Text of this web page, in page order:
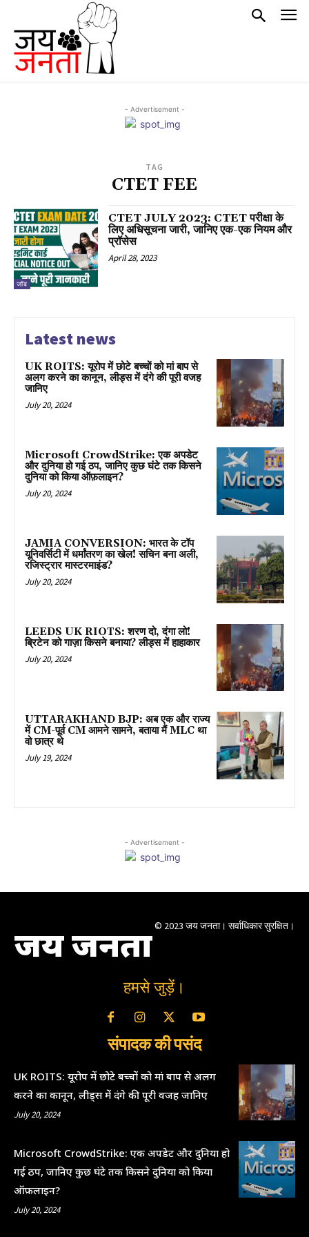
- Advertisement -
TAG
CTET FEE
जॉब
CTET JULY 2023: CTET परीक्षा के
लिए अधिसूचना जारी, जानिए एक-एक नियम और
प्रॉसेस
April 28, 2023
Latest news
UK ROITS: यूरोप में छोटे बच्चों को मां बाप से
अलग करने का कानून, लीड्स में दंगे की पूरी वजह
जानिए
July 20, 2024
Microsoft CrowdStrike: एक अपडेट
और दुनिया हो गई ठप, जानिए कुछ घंटे तक किसने
दुनिया को किया ऑफ़लाइन?
July 20, 2024
JAMIA CONVERSION: भारत के टॉप
यूनिवर्सिटी में धर्मांतरण का खेल! सचिन बना अली,
रजिस्ट्रार मास्टरमाइंड?
July 20, 2024
LEEDS UK RIOTS: शरण दो, दंगा लो!
ब्रिटेन को गाज़ा किसने बनाया? लीड्स में हाहाकार
July 20, 2024
UTTARAKHAND BJP: अब एक और राज्य
में CM-पूर्व CM आमने सामने, बताया मैं MLC था
वो छात्र थे
July 19, 2024
- Advertisement -
जय जनता © 2023 जय जनता। सर्वाधिकार सुरक्षित।
हमसे जुड़ें।
संपादक की पसंद
UK ROITS: यूरोप में छोटे बच्चों को मां बाप से अलग
करने का कानून, लीड्स में दंगे की पूरी वजह जानिए
July 20, 2024
Microsoft CrowdStrike: एक अपडेट और दुनिया हो
गई ठप, जानिए कुछ घंटे तक किसने दुनिया को किया
ऑफ़लाइन?
July 20, 2024